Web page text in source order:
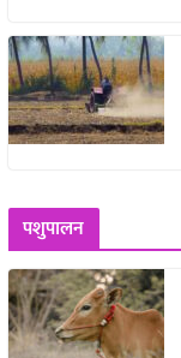
पशुपालन